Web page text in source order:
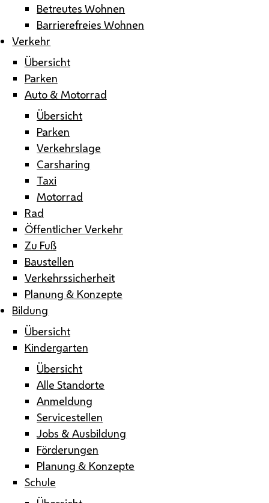
Betreutes Wohnen
Barrierefreies Wohnen
Verkehr
Übersicht
Parken
Auto & Motorrad
Übersicht
Parken
Verkehrslage
Carsharing
Taxi
Motorrad
Rad
Öffentlicher Verkehr
Zu Fuß
Baustellen
Verkehrssicherheit
Planung & Konzepte
Bildung
Übersicht
Kindergarten
Übersicht
Alle Standorte
Anmeldung
Servicestellen
Jobs & Ausbildung
Förderungen
Planung & Konzepte
Schule